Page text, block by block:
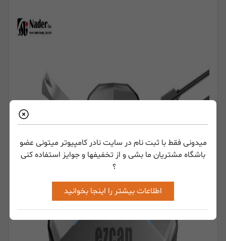
میدونی فقط با ثبت نام در سایت نادر کامپیوتر میتونی عضو
باشگاه مشتریان ما بشی و از تخفیفها و جوایز استفاده کنی
؟
اطلاعات بیشتر را اینجا بخوانید